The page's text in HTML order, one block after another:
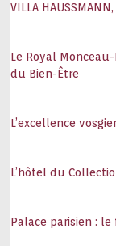
VILLA
Le Royal
du Bien-Être
L’excellence
L’hôtel du
Palace parisien :